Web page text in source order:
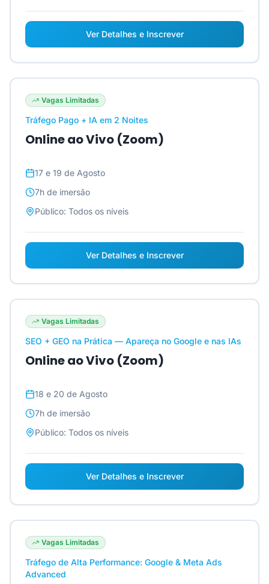
Ver Detalhes e Inscrever
Vagas Limitadas
Tráfego Pago + IA em 2 Noites
Online ao Vivo (Zoom)
17 e 19 de Agosto
7h de imersão
Público: Todos os níveis
Ver Detalhes e Inscrever
Vagas Limitadas
SEO + GEO na Prática — Apareça no Google e nas IAs
Online ao Vivo (Zoom)
18 e 20 de Agosto
7h de imersão
Público: Todos os níveis
Ver Detalhes e Inscrever
Vagas Limitadas
Tráfego de Alta Performance: Google & Meta Ads
Advanced